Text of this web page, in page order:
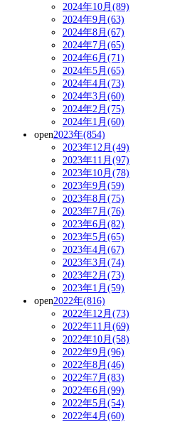
2024年10月(89)
2024年9月(63)
2024年8月(67)
2024年7月(65)
2024年6月(71)
2024年5月(65)
2024年4月(73)
2024年3月(60)
2024年2月(75)
2024年1月(60)
open2023年(854)
2023年12月(49)
2023年11月(97)
2023年10月(78)
2023年9月(59)
2023年8月(75)
2023年7月(76)
2023年6月(82)
2023年5月(65)
2023年4月(67)
2023年3月(74)
2023年2月(73)
2023年1月(59)
open2022年(816)
2022年12月(73)
2022年11月(69)
2022年10月(58)
2022年9月(96)
2022年8月(46)
2022年7月(83)
2022年6月(99)
2022年5月(54)
2022年4月(60)